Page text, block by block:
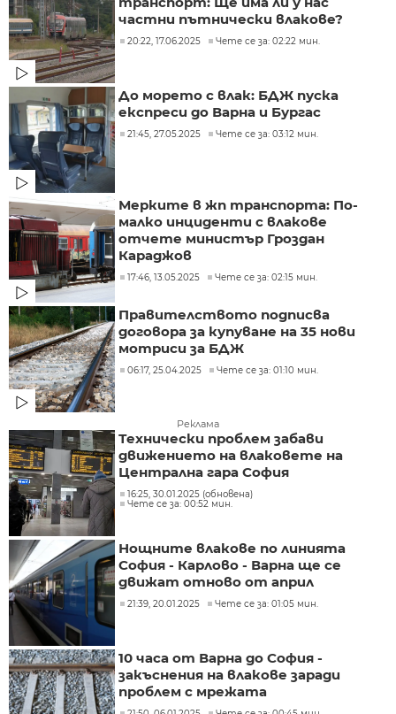
частни пътнически влакове?
20:22, 17.06.2025 Чете се за: 02:22 мин.
До морето с влак: БДЖ пуска
експреси до Варна и Бургас
21:45, 27.05.2025 Чете се за: 03:12 мин.
Мерките в жп транспорта: По-
малко инциденти с влакове
отчете министър Гроздан
Караджов
17:46, 13.05.2025 Чете се за: 02:15 мин.
Правителството подписва
договора за купуване на 35 нови
мотриси за БДЖ
06:17, 25.04.2025 Чете се за: 01:10 мин.
Реклама
Технически проблем забави
движението на влаковете на
Централна гара София
16:25, 30.01.2025 (обновена)
Чете се за: 00:52 мин.
Нощните влакове по линията
София - Карлово - Варна ще се
движат отново от април
21:39, 20.01.2025 Чете се за: 01:05 мин.
10 часа от Варна до София -
закъснения на влакове заради
проблем с мрежата